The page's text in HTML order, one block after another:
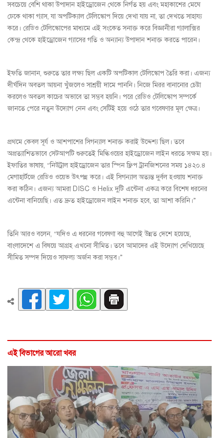
সবচেয়ে বেশি থাকা উপাদান হাইড্রোজেন থেকে নির্গত হয় এবং মহাকাশের মেঘে
ঢেকে থাকা গ্যাস, যা অপটিক্যাল টেলিস্কোপ দিয়ে দেখা যায় না, তা দেখতে সাহায্য
করে। রেডিও টেলিস্কোপের মাধ্যমে এই সংকেত সনাক্ত করে বিজ্ঞানীরা গ্যালাক্সির
কেন্দ্র থেকে হাইড্রোজেন গ্যাসের গতি ও অন্যান্য উপাদান শনাক্ত করতে পারেন।
ইফতি জানান, শুরুতে তার লক্ষ্য ছিল একটি অপটিকাল টেলিস্কোপ তৈরি করা। এজন্য
দীর্ঘদিন অবতল আয়না খুঁজলেও সাশ্রয়ী দামে পাননি। নিজে মিরর বানানোর চেষ্টা
করলেও অবতল কাচের অভাবে তা সম্ভব হয়নি। পরে রেডিও টেলিস্কোপ সম্পর্কে
জানতে পেরে নতুন উদ্যোগ নেন এবং সেটিই হয়ে ওঠে তার গবেষণার মূল ক্ষেত্র।
প্রথমে কেবল সূর্য ও আশপাশের সিগন্যাল শনাক্ত করাই উদ্দেশ্য ছিল। তবে
অপ্রত্যাশিতভাবে সেটআপটি শুরুতেই মিল্কিওয়ের হাইড্রোজেন লাইন ধরতে সক্ষম হয়।
ইফাতির ভাষায়, “নিউট্রাল হাইড্রোজেন তার স্পিন ফ্লিপ ট্রানজিশনের সময় ১৪২০.৪
মেগাহার্টজে রেডিও ওয়েভ উৎপন্ন করে। এই সিগন্যাল অত্যন্ত দুর্বল হওয়ায় শনাক্ত
করা কঠিন। এজন্য আমরা DISC ও Helix দুটি এন্টেনা একত্র করে বিশেষ ধরনের
এন্টেনা বানিয়েছি। এত দ্রুত হাইড্রোজেন লাইন শনাক্ত হবে, তা আশা করিনি।”
তিনি আরও বলেন, “যদিও এ ধরনের গবেষণা বহু আগেই উন্নত দেশে হয়েছে,
বাংলাদেশে এ বিষয়ে আগ্রহ এখনো সীমিত। তবে আমাদের এই উদ্যোগ দেখিয়েছে
সীমিত সম্পদ দিয়েও সাফল্য অর্জন করা সম্ভব।”
এই বিভাগের আরো খবর